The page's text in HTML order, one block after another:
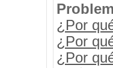
¿Por
¿Por
¿Por